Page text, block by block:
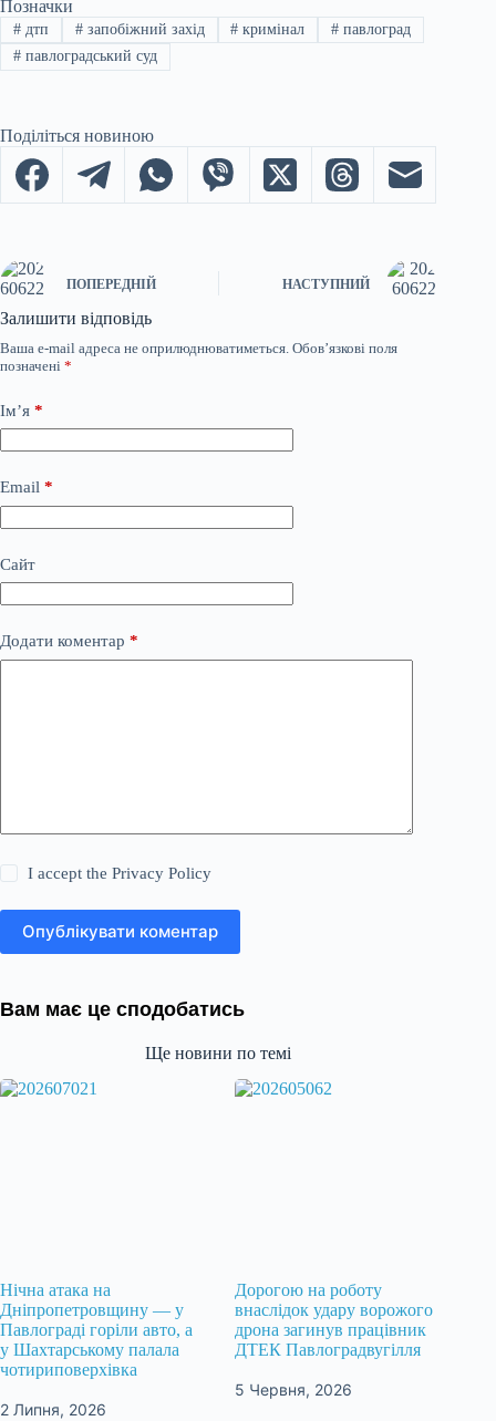
Позначки
#дтп #запобіжний захід # кримінал # павлоград
#павлоградський суд
Поділіться новиною
ПОПЕРЕДНІЙ НАСТУПНИЙ
Залишити відповідь
Ваша e-mail адреса не оприлюднюватиметься. Обов’язкові поля
позначені *
Ім’я *
Email *
Сайт
Додати коментар *
I accept thePrivacy Policy
Опублікувати коментар
Вам має це сподобатись
Ще новини по темі
Нічна атака на
Дніпропетровщину — у
Павлограді горіли авто, а
у Шахтарському палала
чотириповерхівка
2 Липня, 2026
Дорогою на роботу
внаслідок удару ворожого
дрона загинув працівник
ДТЕК Павлоградвугілля
5 Червня, 2026